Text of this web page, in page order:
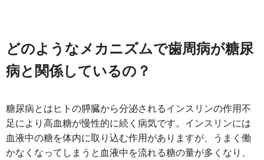
どのようなメカニズムで歯周病が糖尿
病と関係しているの？
糖尿病とはヒトの膵臓から分泌されるインスリンの作用不
足により高血糖が慢性的に続く病気です。インスリンには
血液中の糖を体内に取り込む作用がありますが、うまく働
かなくなってしまうと血液中を流れる糖の量が多くなり、